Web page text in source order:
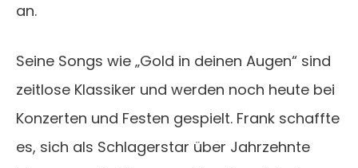
an.
Seine Songs wie „Gold in deinen Augen“ sind
zeitlose Klassiker und werden noch heute bei
Konzerten und Festen gespielt. Frank schaffte
es, sich als Schlagerstar über Jahrzehnte